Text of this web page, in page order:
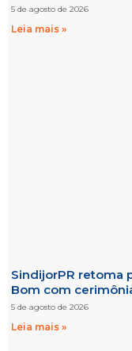
5 de agosto de 2026
Leia mais »
SindijorPR retoma
Bom com
5 de agosto de 2026
Leia mais »